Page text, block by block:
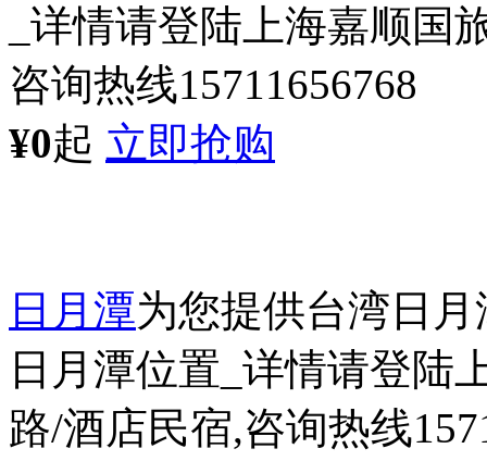
_详情请登陆上海嘉顺国
咨询热线15711656768
¥0起 立即抢购
日月潭为您提供台湾日
日月潭位置_详情请登陆
路/酒店民宿,咨询热线